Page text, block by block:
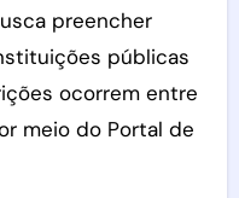
preencher
públicas
ocorrem entre
meio do Portal de